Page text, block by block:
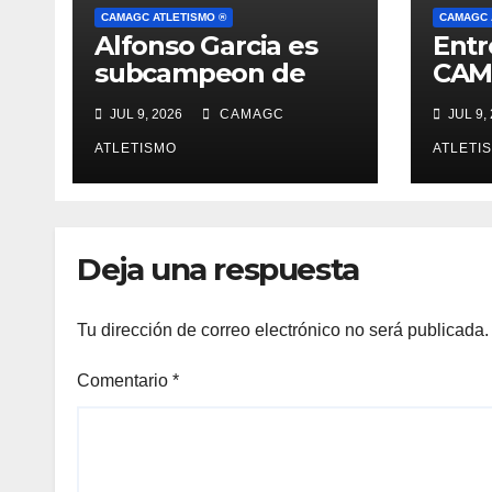
CAMAGC ATLETISMO ®
Alfonso Garcia es
subcampeon de
Andalucía absoluto
en salto de altura
con 2.04 (record
club)
JUL 9, 2026 CAMAGC
ATLETISMO
CAMAGC
JUL 9,
Deja una respuesta
Tu dirección de correo electrónico no será publicada.
Comentario *